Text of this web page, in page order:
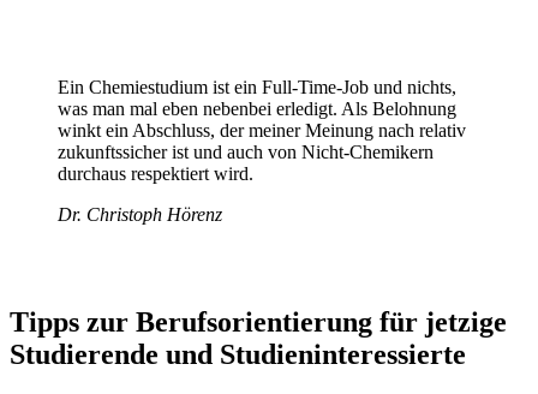
Ein Chemiestudium ist ein Full-Time-Job und nichts,
was man mal eben nebenbei erledigt. Als Belohnung
winkt ein Abschluss, der meiner Meinung nach relativ
zukunftssicher ist und auch von Nicht-Chemikern
durchaus respektiert wird.
Dr. Christoph Hörenz
Tipps zur Berufsorientierung für jetzige
Studierende und Studieninteressierte